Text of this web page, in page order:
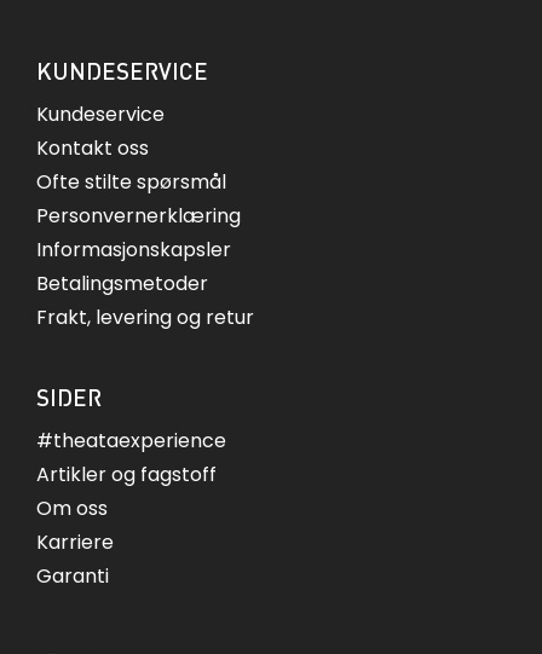
KUNDESERVICE
Kundeservice
Kontakt oss
Ofte stilte spørsmål
Personvernerklæring
Informasjonskapsler
Betalingsmetoder
Frakt, levering og retur
SIDER
#theataexperience
Artikler og fagstoff
Om oss
Karriere
Garanti